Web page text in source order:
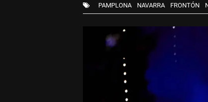
PAMPLONA NAVARRA FRONTÓN